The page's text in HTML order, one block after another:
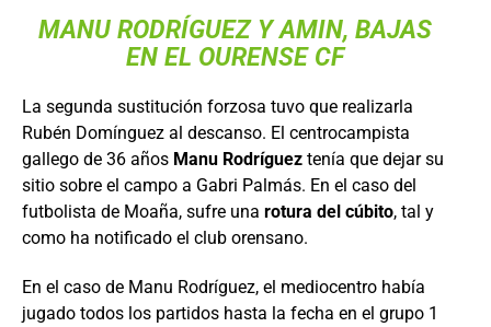
MANU RODRÍGUEZ Y AMIN, BAJAS
EN EL OURENSE CF
La segunda sustitución forzosa tuvo que realizarla
Rubén Domínguez al descanso. El centrocampista
gallego de 36 años Manu Rodríguez tenía que dejar su
sitio sobre el campo a Gabri Palmás. En el caso del
futbolista de Moaña, sufre una rotura del cúbito, tal y
como ha notificado el club orensano.
En el caso de Manu Rodríguez, el mediocentro había
jugado todos los partidos hasta la fecha en el grupo 1